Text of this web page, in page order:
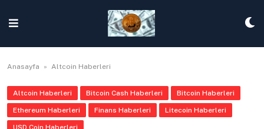
content
Anasayfa » Altcoin Haberleri
Altcoin Haberleri Bitcoin Cash Haberleri Bitcoin Haberleri
Ethereum Haberleri Finans Haberleri Litecoin Haberleri
USD Coin Haberleri